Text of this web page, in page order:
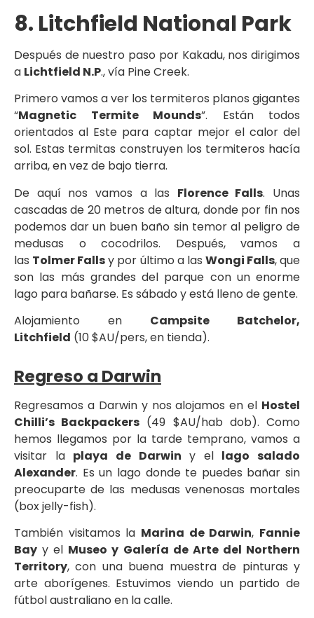
8. Litchfield National Park
Después de nuestro paso por Kakadu, nos dirigimos
a Lichtfield N.P., vía Pine Creek.
Primero vamos a ver los termiteros planos gigantes
“Magnetic Termite Mounds”. Están todos
orientados al Este para captar mejor el calor del
sol. Estas termitas construyen los termiteros hacía
arriba, en vez de bajo tierra.
De aquí nos vamos a las Florence Falls. Unas
cascadas de 20 metros de altura, donde por fin nos
podemos dar un buen baño sin temor al peligro de
medusas o cocodrilos. Después, vamos a
las Tolmer Fallsy por último a las Wongi Falls, que
son las más grandes del parque con un enorme
lago para bañarse. Es sábado y está lleno de gente.
Alojamiento en Campsite Batchelor,
Litchfield (10 $AU/pers, en tienda).
Regreso a Darwin
Regresamos a Darwin y nos alojamos en el Hostel
Chilli’s Backpackers (49 $AU/hab dob). Como
hemos llegamos por la tarde temprano, vamos a
visitar la playa de Darwin y el lago salado
Alexander. Es un lago donde te puedes bañar sin
preocuparte de las medusas venenosas mortales
(box jelly-fish).
También visitamos la Marina de Darwin, Fannie
Bay y el Museo y Galería de Arte del Northern
Territory, con una buena muestra de pinturas y
arte aborígenes. Estuvimos viendo un partido de
fútbol australiano en la calle.